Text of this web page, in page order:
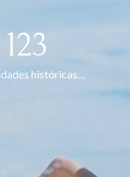
históricas…